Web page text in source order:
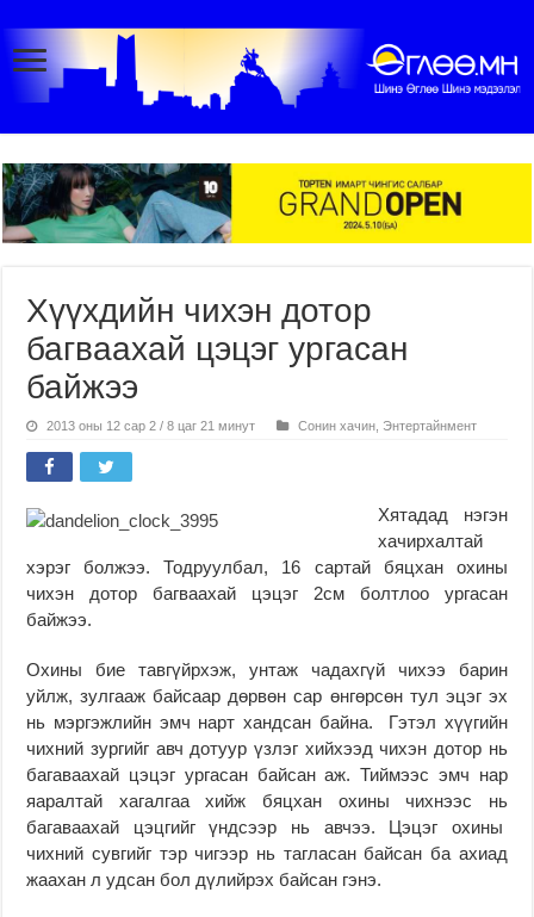
Хүүхдийн чихэн дотор
багваахай цэцэг ургасан
байжээ
2013 оны 12 сар 2 / 8 цаг 21 минут Сонин хачин Энтертайнмент
Хятадад нэгэн
хачирхалтай
хэрэг болжээ. Тодруулбал, 16 сартай бяцхан охины
чихэн дотор багваахай цэцэг 2см болтлоо ургасан
байжээ.
Охины бие тавгүйрхэж, унтаж чадахгүй чихээ барин
уйлж, зулгааж байсаар дөрвөн сар өнгөрсөн тул эцэг эх
нь мэргэжлийн эмч нарт хандсан байна. Гэтэл хүүгийн
чихний зургийг авч дотуур үзлэг хийхээд чихэн дотор нь
багаваахай цэцэг ургасан байсан аж. Тиймээс эмч нар
яаралтай хагалгаа хийж бяцхан охины чихнээс нь
багаваахай цэцгийг үндсээр нь авчээ. Цэцэг охины
чихний сувгийг тэр чигээр нь тагласан байсан ба ахиад
жаахан л удсан бол дүлийрэх байсан гэнэ.